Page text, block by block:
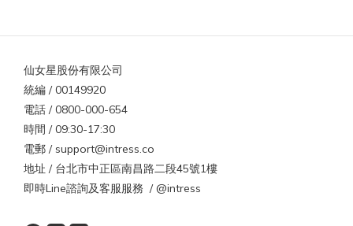
仙女星股份有限公司
統編 / 00149920
電話 / 0800-000-654
時間 / 09:30-17:30
電郵 / support@intress.co
地址 / 台北市中正區南昌路二段45號1樓
即時Line諮詢及客服服務 / @intress